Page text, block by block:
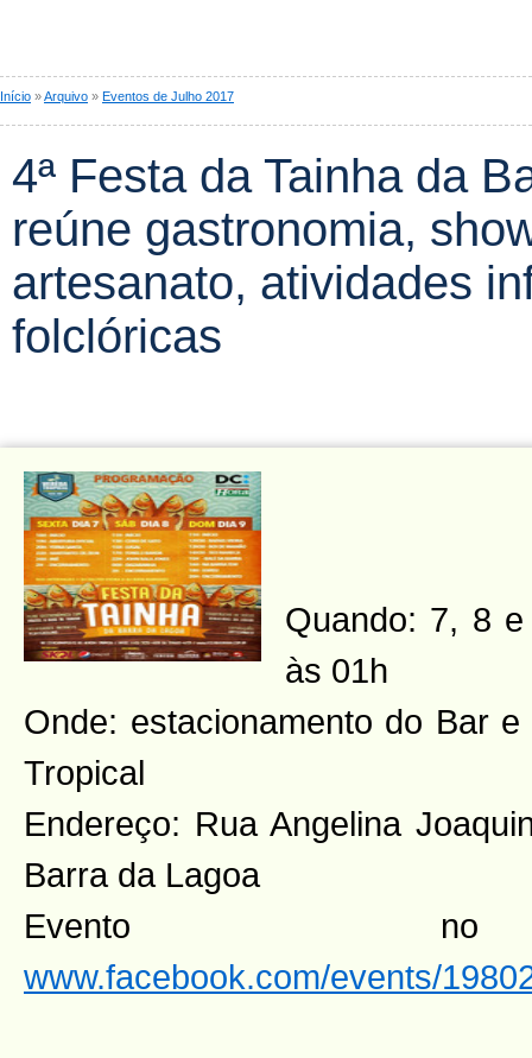
Início »Arquivo » Eventos de Julho 2017
4ª Festa da Tainha da
reúne gastronomia,
artesanato, atividades
folclóricas
Quando: 7, 8
às 01h
Onde: estacionamento do Bar
Tropical
Endereço: Rua Angelina
Barra da Lagoa
Evento
www.facebook.com/events/